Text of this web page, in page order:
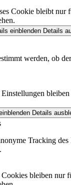
Cookie bleibt nur
einblenden Details
werden, ob
Details
Tracking
bleiben nur